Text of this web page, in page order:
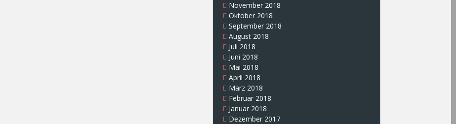
November 2018
Oktober 2018
September 2018
August 2018
Juli 2018
Juni 2018
Mai 2018
April 2018
März 2018
Februar 2018
Januar 2018
Dezember 2017